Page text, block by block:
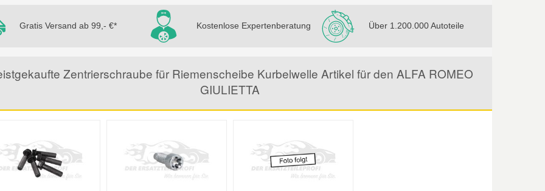
Gratis Versand ab 99,- €* Kostenlose Expertenberatung Über 1.200.000 Autoteile
Zentrierschraube für Riemenscheibe Kurbelwelle Artikel für den ALFA ROMEO
GIULIETTA